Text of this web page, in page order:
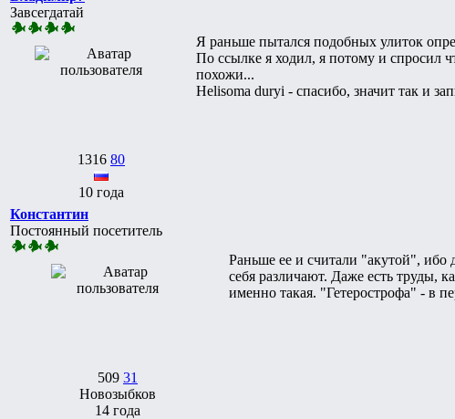
Завсегдатай
1316 80
10 года
Я раньше пытался подобных улиток
По ссылке я ходил, я потому и спросил
похожи...
Helisoma duryi - спасибо, значит так и
Константин
Постоянный посетитель
509 31
Новозыбков
14 года
Раньше ее и считали "акутой",
себя различают. Даже есть труды,
именно такая. "Гетерострофа" - в